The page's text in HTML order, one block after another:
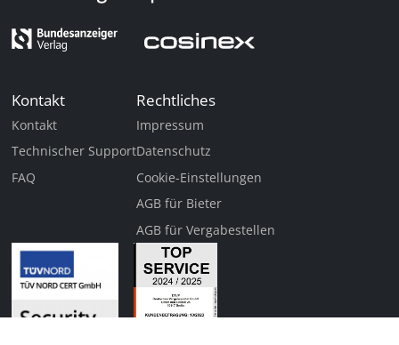
Kontakt
Kontakt
Technischer Support
FAQ
Rechtliches
Impressum
Datenschutz
Cookie-Einstellungen
AGB für Bieter
AGB für Vergabestellen